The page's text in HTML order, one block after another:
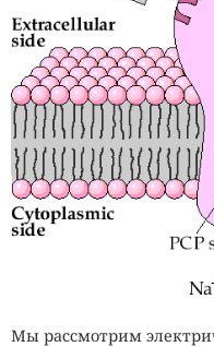
Мы рассмотрим